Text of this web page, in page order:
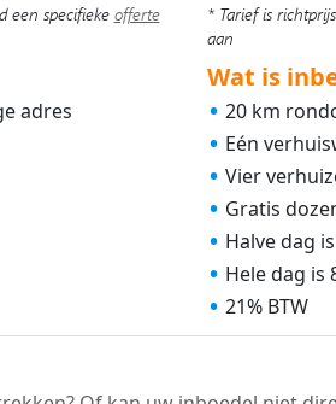
een specifieke offerte
adres
* Tarief is
aan
Wat is
20 km
Eén
Vier
Gratis
Halve dag
Hele dag is
21% BTW